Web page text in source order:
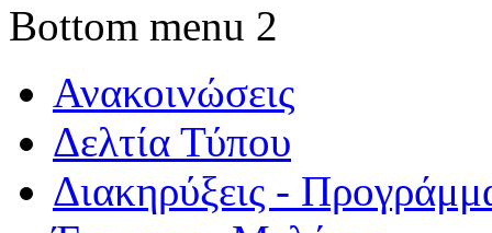
Bottom menu 2
Ανακοινώσεις
Δελτία Τύπου
Διακηρύξεις -